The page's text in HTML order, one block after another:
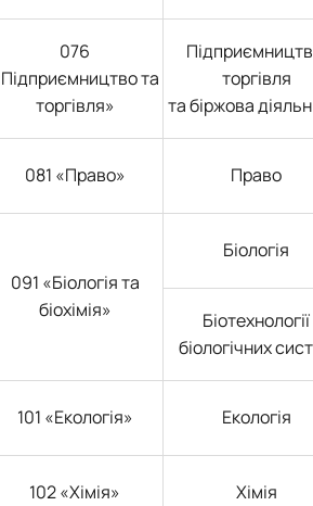
076
та
торгівля»
торгівля
та біржова
081 «Право» Право
091 «Біологія та
біохімія»
Біологія
Біотехнології
біологічних
101 «Екологія» Екологія
102 «Хімія» Хімія